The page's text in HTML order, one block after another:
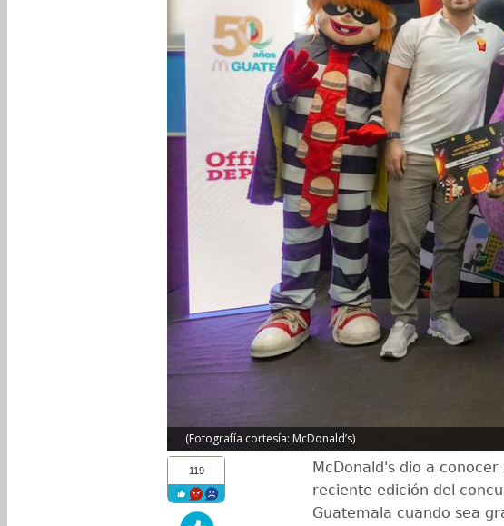
(Fotografía cortesía: McDonald’s)
119
McDonald's dio a
reciente edición del
Guatemala cuando sea